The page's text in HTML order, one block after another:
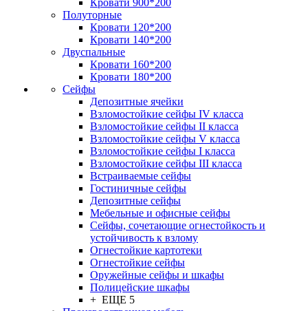
Кровати 900*200
Полуторные
Кровати 120*200
Кровати 140*200
Двуспальные
Кровати 160*200
Кровати 180*200
Сейфы
Депозитные ячейки
Взломостойкие сейфы IV класса
Взломостойкие сейфы II класса
Взломостойкие сейфы V класса
Взломостойкие сейфы I класса
Взломостойкие сейфы III класса
Встраиваемые сейфы
Гостиничные сейфы
Депозитные сейфы
Мебельные и офисные сейфы
Сейфы, сочетающие огнестойкость и
устойчивость к взлому
Огнестойкие картотеки
Огнестойкие сейфы
Оружейные сейфы и шкафы
Полицейские шкафы
+ ЕЩЕ 5